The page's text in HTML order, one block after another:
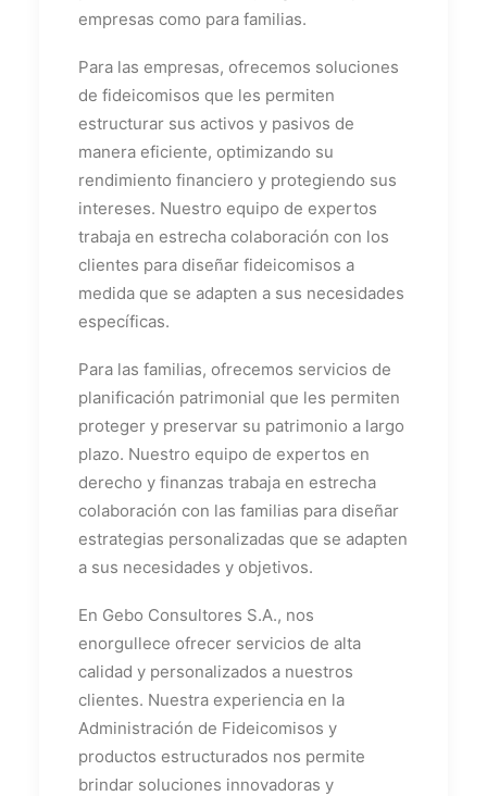
empresas como para familias.
Para las empresas, ofrecemos soluciones
de fideicomisos que les permiten
estructurar sus activos y pasivos de
manera eficiente, optimizando su
rendimiento financiero y protegiendo sus
intereses. Nuestro equipo de expertos
trabaja en estrecha colaboración con los
clientes para diseñar fideicomisos a
medida que se adapten a sus necesidades
específicas.
Para las familias, ofrecemos servicios de
planificación patrimonial que les permiten
proteger y preservar su patrimonio a largo
plazo. Nuestro equipo de expertos en
derecho y finanzas trabaja en estrecha
colaboración con las familias para diseñar
estrategias personalizadas que se adapten
a sus necesidades y objetivos.
En Gebo Consultores S.A., nos
enorgullece ofrecer servicios de alta
calidad y personalizados a nuestros
clientes. Nuestra experiencia en la
Administración de Fideicomisos y
productos estructurados nos permite
brindar soluciones innovadoras y